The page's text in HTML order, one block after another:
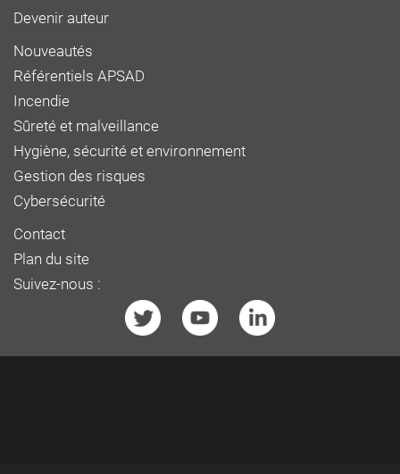
Devenir auteur
Nouveautés
Référentiels APSAD
Incendie
Sûreté et malveillance
Hygiène, sécurité et environnement
Gestion des risques
Cybersécurité
Contact
Plan du site
Suivez-nous :